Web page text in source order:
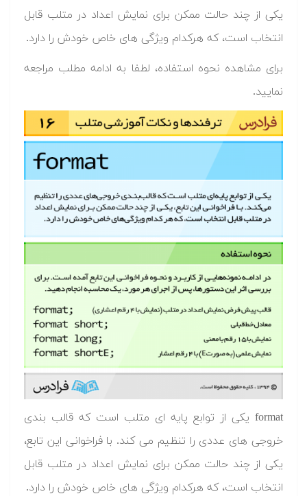
یکی از چند حالت ممکن برای نمایش اعداد در متلب قابل
انتخاب است، که هرکدام ویژگی های خاص خودش را دارد.
برای مشاهده نحوه استفاده، لطفا به ادامه مطلب مراجعه
نمایید.
format یکی از توابع پایه ای متلب است که قالب بندی
خروجی های عددی را تنظیم می کند. با فراخوانی این تابع،
یکی از چند حالت ممکن برای نمایش اعداد در متلب قابل
انتخاب است، که هرکدام ویژگی های خاص خودش را دارد.